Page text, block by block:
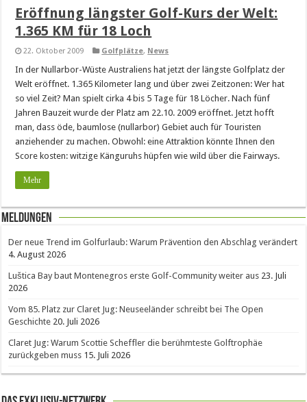
Eröffnung längster Golf-Kurs der Welt:
1.365 KM für 18 Loch
22. Oktober 2009 Golfplätze, News
In der Nullarbor-Wüste Australiens hat jetzt der längste Golfplatz der
Welt eröffnet. 1.365 Kilometer lang und über zwei Zeitzonen: Wer hat
so viel Zeit? Man spielt cirka 4 bis 5 Tage für 18 Löcher. Nach fünf
Jahren Bauzeit wurde der Platz am 22.10. 2009 eröffnet. Jetzt hofft
man, dass öde, baumlose (nullarbor) Gebiet auch für Touristen
anziehender zu machen. Obwohl: eine Attraktion könnte Ihnen den
Score kosten: witzige Känguruhs hüpfen wie wild über die Fairways.
Mehr
Meldungen
Der neue Trend im Golfurlaub: Warum Prävention den Abschlag verändert
4. August 2026
Luštica Bay baut Montenegros erste Golf-Community weiter aus 23. Juli
2026
Vom 85. Platz zur Claret Jug: Neuseeländer schreibt bei The Open
Geschichte 20. Juli 2026
Claret Jug: Warum Scottie Scheffler die berühmteste Golftrophäe
zurückgeben muss 15. Juli 2026